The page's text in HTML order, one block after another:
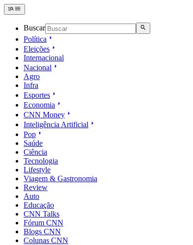
Buscar
Política
Eleições
Internacional
Nacional
Agro
Infra
Esportes
Economia
CNN Money
Inteligência Artificial
Pop
Saúde
Ciência
Tecnologia
Lifestyle
Viagem & Gastronomia
Review
Auto
Educação
CNN Talks
Fórum CNN
Blogs CNN
Colunas CNN